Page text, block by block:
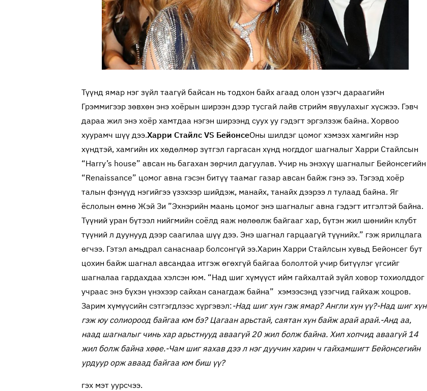
Түүнд ямар нэг зүйл таагүй байсан нь тодхон байх агаад олон үзэгч дараагийн
Грэммигээр зөвхөн энэ хоёрын ширээн дээр тусгай лайв стрийм явуулахыг хүсжээ. Гэвч
дараа жил энэ хоёр хамтдаа нэгэн ширээнд суух уу гэдэгт эргэлзэж байна. Хорвоо
хуурамч шүү дээ.Харри Стайлс VS БейонсеОны шилдэг цомог хэмээх хамгийн нэр
хүндтэй, хамгийн их хөдөлмөр зүтгэл гаргасан хүнд ногддог шагналыг Харри Стайлсын
“Harry’s house” авсан нь багахан зөрчил дагуулав. Учир нь энэхүү шагналыг Бейонсегийн
“Renaissance” цомог авна гэсэн битүү таамаг газар авсан байж гэнэ ээ. Тэгээд хоёр
талын фэнүүд нэгийгээ үзэхээр шийдэж, манайх, танайх дээрээ л тулаад байна. Яг
ёслолын өмнө Жэй Зи ”Эхнэрийн маань цомог энэ шагналыг авна гэдэгт итгэлтэй байна.
Түүний уран бүтээл нийгмийн соёлд яаж нөлөөлж байгааг хар, бүтэн жил шөнийн клубт
түүний л дуунууд дээр саагилаа шүү дээ. Энэ шагнал гарцаагүй түүнийх.” гэж ярилцлага
өгчээ. Гэтэл амьдрал санаснаар болсонгүй ээ.Харин Харри Стайлсын хувьд Бейонсег бут
цохин байж шагнал авсандаа итгэж өгөхгүй байгаа бололтой учир битүүлэг үгсийг
шагналаа гардахдаа хэлсэн юм. “Над шиг хүмүүст ийм гайхалтай зүйл ховор тохиолддог
учраас энэ бүхэн үнэхээр сайхан санагдаж байна” хэмээсэнд үзэгчид гайхаж хоцров.
Зарим хүмүүсийн сэтгэгдлээс хүргэвэл:-Над шиг хүн гэж ямар? Англи хүн үү?-Над шиг хүн
гэж юу солиороод байгаа юм бэ? Цагаан арьстай, саятан хүн байж арай арай.-Анд аа,
наад шагналыг чинь хар арьстнууд аваагүй 20 жил болж байна. Хип хопчид аваагүй 14
жил болж байна хөөе.-Чам шиг яахав дээ л нэг дуучин харин ч гайхамшигт Бейонсегийн
урдуур орж аваад байгаа юм биш үү?
гэх мэт уурсчээ.